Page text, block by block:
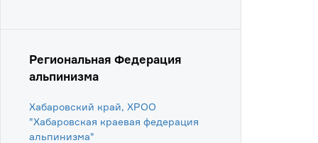
Региональная Федерация
альпинизма
Хабаровский край, ХРОО
"Хабаровская краевая федерация
альпинизма"